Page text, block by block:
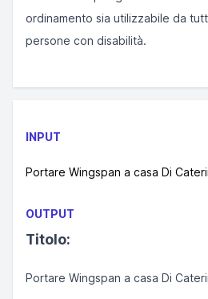
ordinamento sia utilizzabile da
persone con disabilità.
INPUT
Portare Wingspan a casa Di
OUTPUT
Titolo:
Portare Wingspan a casa Di